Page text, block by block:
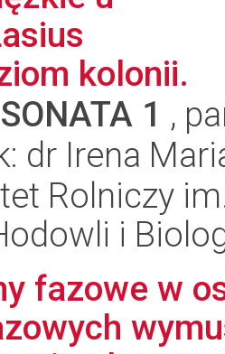
kolonii.
SONATA 1 ,
dr Irena
Rolniczy
i
fazowe w